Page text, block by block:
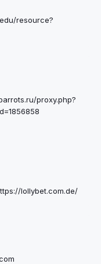
resource?
proxy.php?
lollybet.com.de/